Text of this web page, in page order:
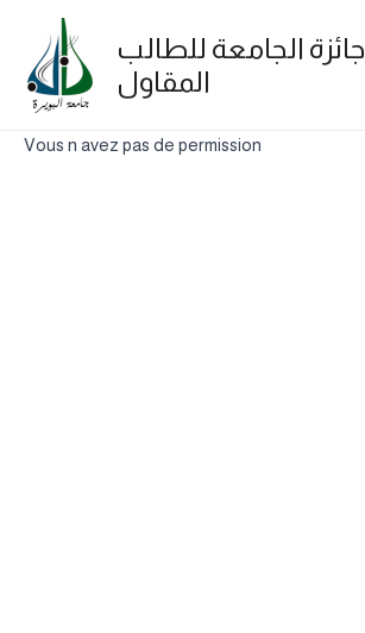
content
جائزة الجامعة للطالب
المقاول
Vous n avez pas de permission